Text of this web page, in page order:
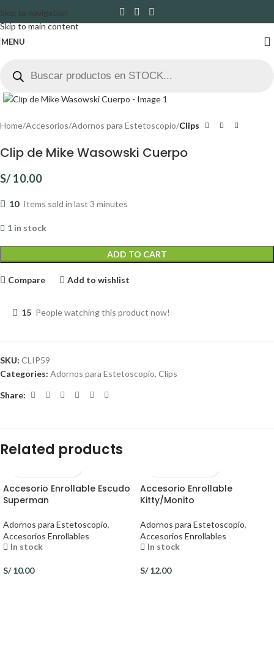
Skip to navigation
Skip to main content
MENU
Click to enlarge
Home Accesorios Adornos para Estetoscopio Clips
Clip de Mike Wasowski Cuerpo
S/ 10.00
10 Items sold in last 3 minutes
1 in stock
ADD TO CART
Compare Add to wishlist
15 People watching this product now!
SKU: CLIP59
Categories: Adornos para Estetoscopio, Clips
Share:
Related products
Accesorio Enrollable Escudo
Superman
Adornos para Estetoscopio,
Accesorios Enrollables
In stock
S/10.00
Accesorio Enrollable
Kitty/Monito
Adornos para Estetoscopio,
Accesorios Enrollables
In stock
S/12.00